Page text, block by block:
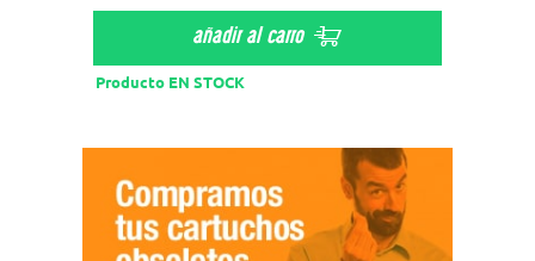
Producto EN STOCK
añadir al carro